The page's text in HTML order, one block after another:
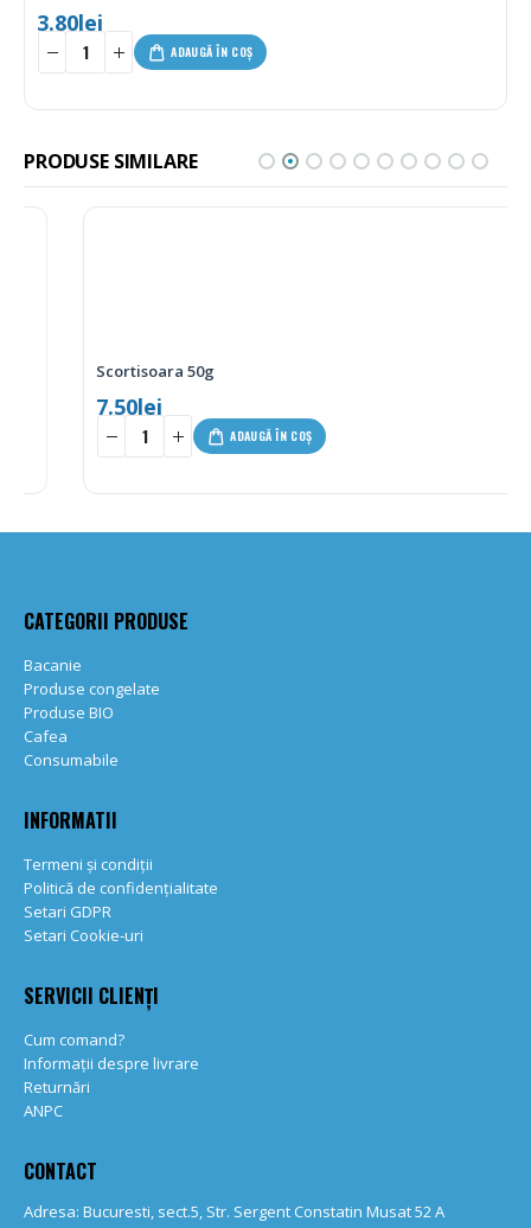
3.80lei
ADAUGĂ ÎN COȘ
PRODUSE SIMILARE
Scortisoara 50g
lei
ADAUGĂ ÎN COȘ
CATEGORII PRODUSE
Bacanie
Produse congelate
Produse BIO
Cafea
Consumabile
INFORMATII
Termeni și condiții
Politică de confidențialitate
Setari GDPR
Setari Cookie-uri
SERVICII CLIENȚI
Cum comand?
Informații despre livrare
Returnări
ANPC
CONTACT
Adresa: Bucuresti, sect.5, Str. Sergent Constatin Musat 52 A